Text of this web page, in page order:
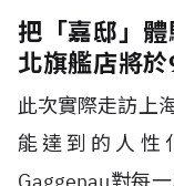
把「嘉邸」
北旗艦店將於
此次實際走訪上
能達到的人性